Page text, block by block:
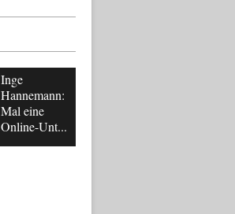
Inge
Hannemann:
Mal eine
Online-Unt...